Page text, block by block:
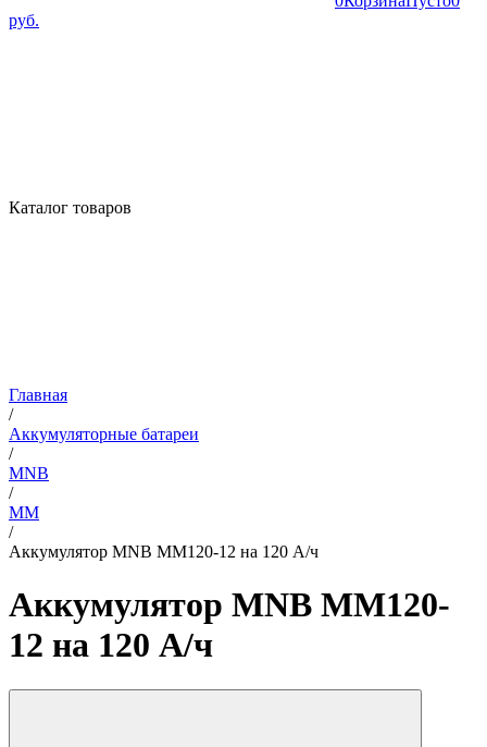
руб.
Каталог товаров
Главная
/
Аккумуляторные батареи
/
MNB
/
MM
/
Аккумулятор MNB MM120-12 на 120 А/ч
Аккумулятор MNB MM120-
12 на 120 А/ч